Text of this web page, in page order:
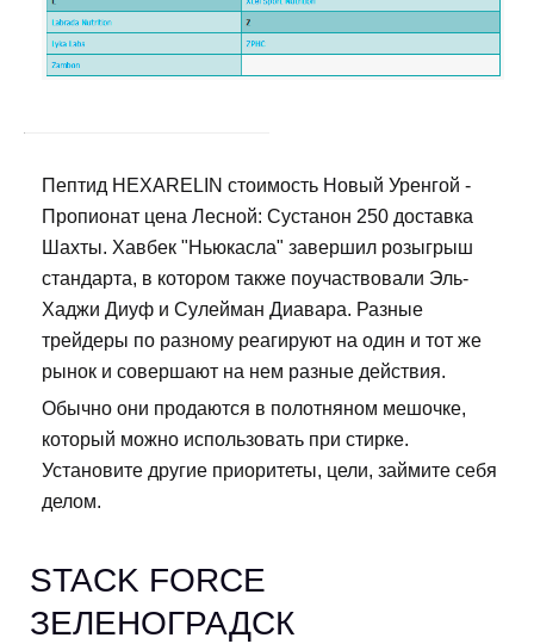
Пептид HEXARELIN стоимость Новый Уренгой -
Пропионат цена Лесной: Сустанон 250 доставка
Шахты. Хавбек "Ньюкасла" завершил розыгрыш
стандарта, в котором также поучаствовали Эль-
Хаджи Диуф и Сулейман Диавара. Разные
трейдеры по разному реагируют на один и тот же
рынок и совершают на нем разные действия.
Обычно они продаются в полотняном мешочке,
который можно использовать при стирке.
Установите другие приоритеты, цели, займите себя
делом.
STACK FORCE
ЗЕЛЕНОГРАДСК